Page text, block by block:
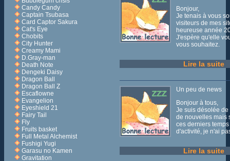
Candy Candy
Captain Tsubasa
Card Captor Sakura
Cat's Eye
Chobits
City Hunter
Creamy Mami
D.Gray-man
Death Note
Dengeki Daisy
Dragon Ball
Dragon Ball Z
Escaflowne
Evangelion
Eyeshield 21
Fairy Tail
Fly
Fruits basket
Full Metal Alchemist
Fushigi Yugi
Garasu no Kamen
Gravitation
Bonjour,
Je tenais à vous
visiteurs de mes
heureuse année
J'espère qu'elle
vous souhaitez.
Lire la suite
Un peu de news
Bonjour à tous,
Je suis désolée
de nouvelles mais
ces derniers
d'activité, je n'ai
Lire la suite